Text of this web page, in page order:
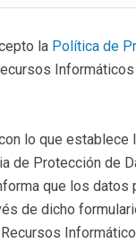
la Política de
Informáticos
lo que establece
de Protección de
que los datos
de dicho